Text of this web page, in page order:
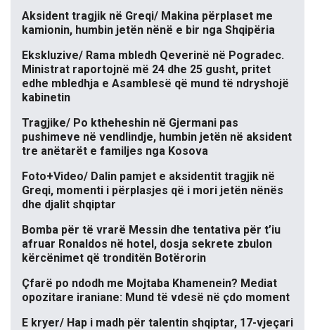
Aksident tragjik në Greqi/ Makina përplaset me
kamionin, humbin jetën nënë e bir nga Shqipëria
Ekskluzive/ Rama mbledh Qeverinë në Pogradec.
Ministrat raportojnë më 24 dhe 25 gusht, pritet
edhe mbledhja e Asamblesë që mund të ndryshojë
kabinetin
Tragjike/ Po ktheheshin në Gjermani pas
pushimeve në vendlindje, humbin jetën në aksident
tre anëtarët e familjes nga Kosova
Foto+Video/ Dalin pamjet e aksidentit tragjik në
Greqi, momenti i përplasjes që i mori jetën nënës
dhe djalit shqiptar
Bomba për të vrarë Messin dhe tentativa për t’iu
afruar Ronaldos në hotel, dosja sekrete zbulon
kërcënimet që tronditën Botërorin
Çfarë po ndodh me Mojtaba Khamenein? Mediat
opozitare iraniane: Mund të vdesë në çdo moment
E kryer/ Hap i madh për talentin shqiptar, 17-vjeçari